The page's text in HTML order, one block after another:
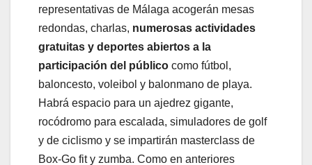
representativas de Málaga acogerán mesas
redondas, charlas, numerosas actividades
gratuitas y deportes abiertos a la
participación del público como fútbol,
baloncesto, voleibol y balonmano de playa.
Habrá espacio para un ajedrez gigante,
rocódromo para escalada, simuladores de golf
y de ciclismo y se impartirán masterclass de
Box-Go fit y zumba. Como en anteriores